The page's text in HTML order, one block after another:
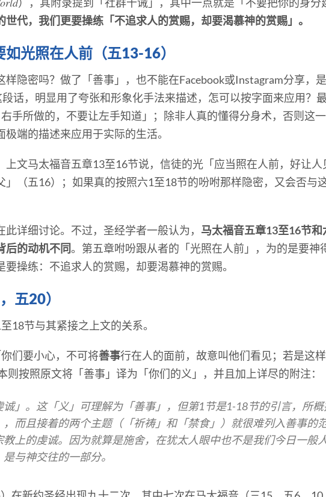
代，我们更要操练「不追求人的赏赐，却要渴慕神的赏赐」。
如光照在人前（五13-16）
样隐密吗？做了「善事」，也不能在Facebook或Instagram分享，
话，明显用了夸张和形象化手法来描述，怎可以按字面来应用？
手所做的，不要让左手知道」；除非人真的懂得分身术，否则这
端的描述来应用于实际的生活。
上文马太福音五章13至16节说，信徒的光「应当照在人前，好让
」（五16）；如果真的按照六1至18节的吩咐那样隐密，又会否与
详细讨论。不过，圣经学者一般认为， 马太福音五章13至16节
后的动机不同。第五章咐吩跟从者的「光照在人前」，为的是要神
操练：不追求人的赏赐，却要渴慕神的赏赐。
五20）
18节与其紧接之上文的关系。
们要小心，不可将善事行在人的面前，故意叫他们看见；若是这
则按照原文将「善事」译为「你们的义」，并且加上详尽的附注：
诚」。这「义」可理解为「善事」，但第1节是1-18节的引言，所
而且接着的两个主题（「祈祷」和「禁食」）就很难列入善事的
上的虔诚。因为就算是施舍，在犹太人眼中也不是我们今日一般
与神交往的一部分。